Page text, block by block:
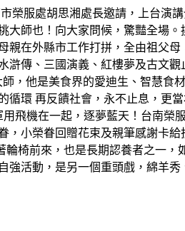
榮服處胡思湘處長邀請，上台演
師也！向大家問候，驚豔全場。
在外縣市工作打拼，全由祖父
傳、三國演義、紅樓夢及古文
，他是美食界的愛迪生、智慧食
環 再反饋社會，永不止息，更當
飛機在一起，逐夢藍天！台南榮
小榮眷回贈花束及親筆感謝卡
椅前來，也是長期認養者之一，
活動，是另一個重頭戲，綿羊